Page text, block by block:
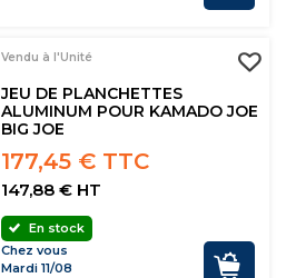
Vendu à l'Unité
JEU DE PLANCHETTES
ALUMINUM POUR KAMADO JOE
BIG JOE
177,45 € TTC
147,88 € HT
En stock
Chez vous
Mardi 11/08